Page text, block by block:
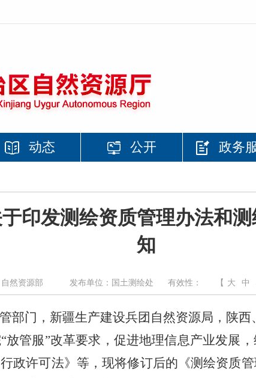
动态 公开 政务
印发测绘资质管理办法和
知
然资源部 发布单位：国土测绘处 有效性： 【 大 中
部门，新疆生产建设兵团自然资源局，陕西
服”改革要求，促进地理信息产业发展，
政许可法》等，现将修订后的《测绘资质